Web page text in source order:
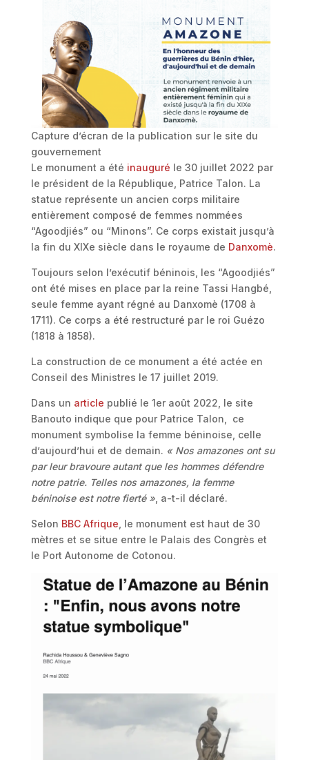
Capture d’écran de la publication sur le site du
gouvernement
Le monument a été inauguré le 30 juillet 2022 par
le président de la République, Patrice Talon. La
statue représente un ancien corps militaire
entièrement composé de femmes nommées
“Agoodjiés” ou “Minons”. Ce corps existait jusqu’à
la fin du XIXe siècle dans le royaume de Danxomè.
Toujours selon l’exécutif béninois, les “Agoodjiés”
ont été mises en place par la reine Tassi Hangbé,
seule femme ayant régné au Danxomè (1708 à
1711). Ce corps a été restructuré par le roi Guézo
(1818 à 1858).
La construction de ce monument a été actée en
Conseil des Ministres le 17 juillet 2019.
Dans un article publié le 1er août 2022, le site
Banouto indique que pour Patrice Talon, ce
monument symbolise la femme béninoise, celle
d’aujourd’hui et de demain. « Nos amazones ont su
par leur bravoure autant que les hommes défendre
notre patrie. Telles nos amazones, la femme
béninoise est notre fierté », a-t-il déclaré.
Selon BBC Afrique, le monument est haut de 30
mètres et se situe entre le Palais des Congrès et
le Port Autonome de Cotonou.